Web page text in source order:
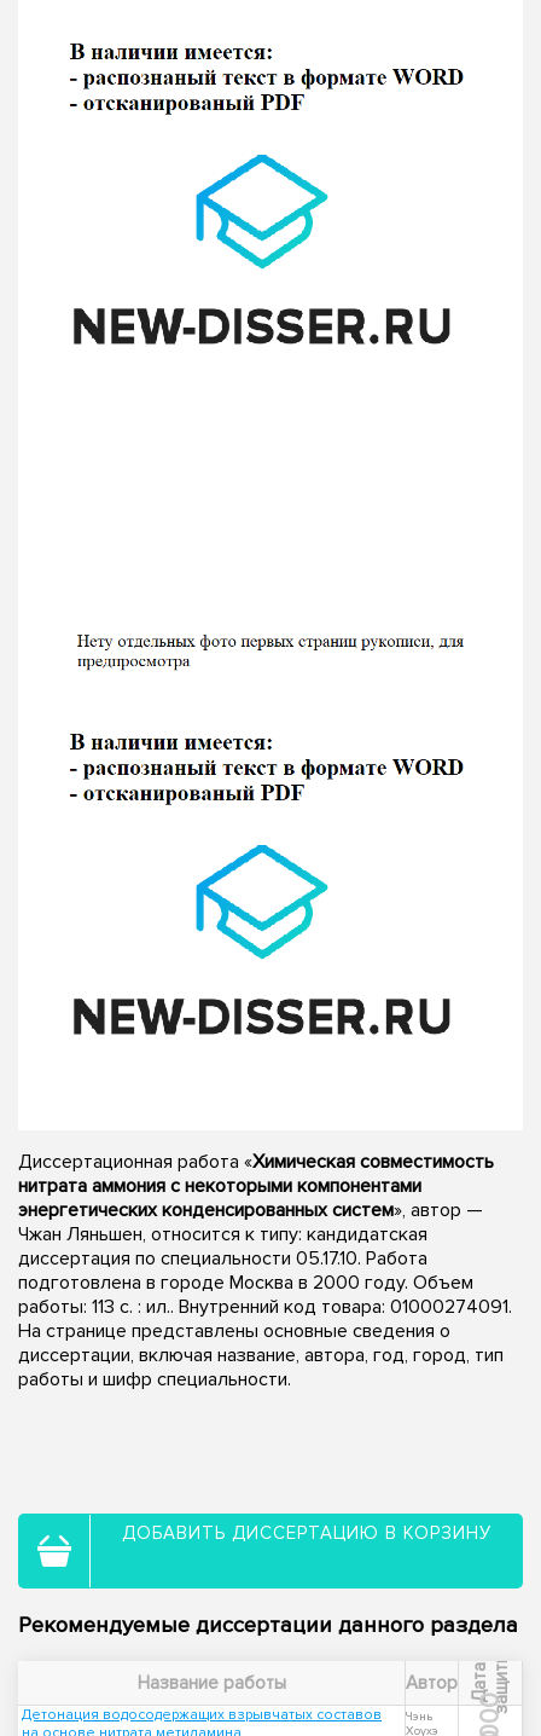
Диссертационная работа «Химическая совместимость
нитрата аммония с некоторыми компонентами
энергетических конденсированных систем», автор —
Чжан Ляньшен, относится к типу: кандидатская
диссертация по специальности 05.17.10. Работа
подготовлена в городе Москва в 2000 году. Объем
работы: 113 с. : ил.. Внутренний код товара: 01000274091.
На странице представлены основные сведения о
диссертации, включая название, автора, год, город, тип
работы и шифр специальности.
ДОБАВИТЬ ДИССЕРТАЦИЮ В КОРЗИНУ
Рекомендуемые диссертации данного раздела
Название работы Автор Д
а
т
а
з
а
щ
и
ты
Детонация водосодержащих взрывчатых составов
Чэнь
Хоухэ